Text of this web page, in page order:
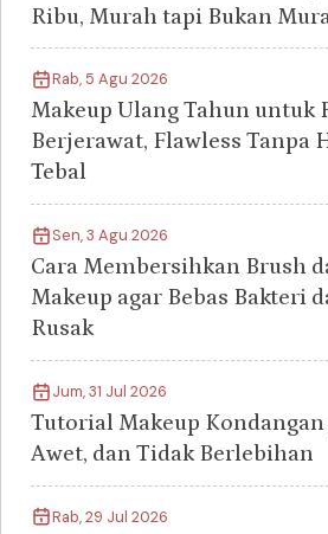
Ribu, Murah tapi Bukan
Rab, 5 Agu 2026
Makeup Ulang Tahun untuk
Berjerawat, Flawless Tanpa
Tebal
Sen, 3 Agu 2026
Cara Membersihkan Brush
Makeup agar Bebas Bakteri
Rusak
Jum, 31 Jul 2026
Tutorial Makeup Kondangan
Awet, dan Tidak Berlebihan
Rab, 29 Jul 2026